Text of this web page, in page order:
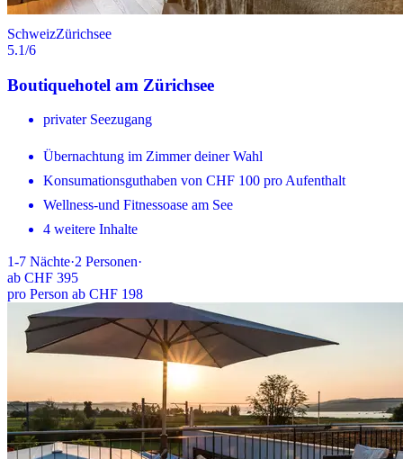
SchweizZürichsee
5.1/6
Boutiquehotel am Zürichsee
privater Seezugang
Übernachtung im Zimmer deiner Wahl
Konsumationsguthaben von CHF 100 pro Aufenthalt
Wellness-und Fitnessoase am See
4 weitere Inhalte
1-7 Nächte·2 Personen·
ab CHF 395
pro Person ab CHF 198